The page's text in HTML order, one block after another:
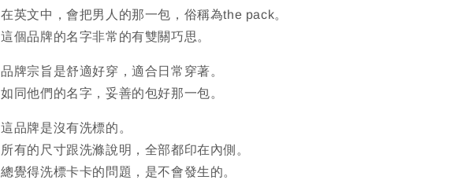
在英文中，會把男人的那一包，俗稱為the pack。
這個品牌的名字非常的有雙關巧思。
品牌宗旨是舒適好穿，適合日常穿著。
如同他們的名字，妥善的包好那一包。
這品牌是沒有洗標的。
所有的尺寸跟洗滌說明，全部都印在內側。
總覺得洗標卡卡的問題，是不會發生的。